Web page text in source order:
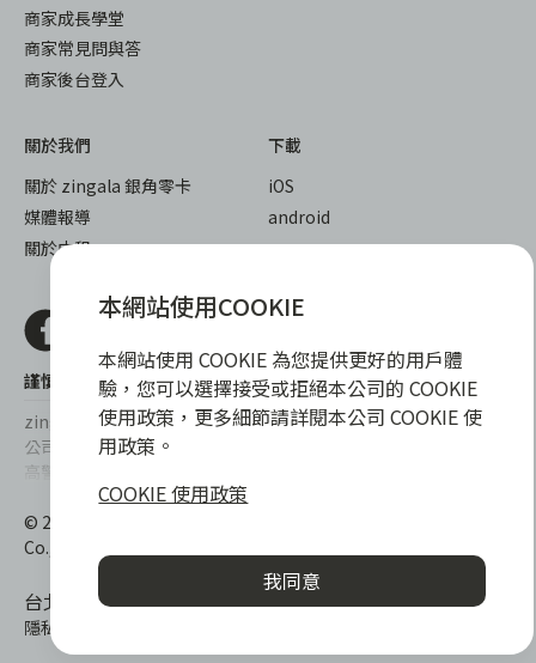
商家成長學堂
商家常見問與答
商家後台登入
關於我們
關於 zingala 銀角零卡
媒體報導
關於中租
下載
iOS
android
謹慎衡量自身財務狀況，理性理財最安心
zingala銀角零卡/仲信資融沒有代辦公司及代辦業務，也未與代辦
公司合作，更不會要求您提供實體銀行提款卡或實體信用卡，請提
高警覺，勿受騙上當！
提醒您，消費前請審慎評估財務狀況，理性理財最安心。總費用年
百分率區間為0%~15.9%，實際費用率，仍以各合作商家提供之商
品或服務為準，且每一案件實際之年百分率仍視其個別產品及分期
往來條件而有所不同，總費用年百分率不等於分期費用率。
© 2022 仲信資融股份有限公司 Chailease Consumer Finance
Co., Ltd. All Rights Reserved.
台北市內湖區內湖路一段392號6F
隱私權保護政策
本網站使用COOKIE
本網站使用 COOKIE 為您提供更好的用戶體
驗，您可以選擇接受或拒絕本公司的 COOKIE
使用政策，更多細節請詳閱本公司 COOKIE 使
用政策。
COOKIE 使用政策
我同意